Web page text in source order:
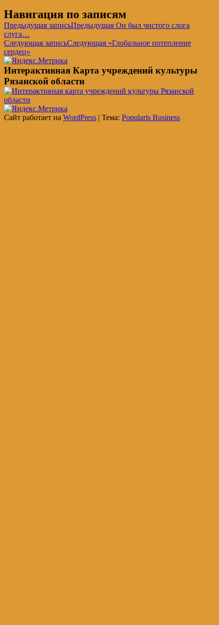
Навигация по записям
Предыдущая записьПредыдущая Он был чистого слога
слуга…
Следующая записьСледующая «Глобальное потепление
сердец»
Интерактивная Карта учреждений культуры
Рязанской области
Сайт работает на WordPress | Тема: Popularis Business